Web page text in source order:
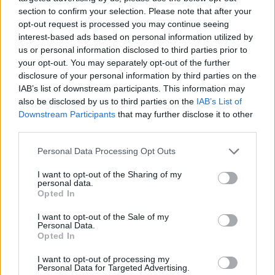
section to confirm your selection. Please note that after your
opt-out request is processed you may continue seeing
interest-based ads based on personal information utilized by
us or personal information disclosed to third parties prior to
your opt-out. You may separately opt-out of the further
disclosure of your personal information by third parties on the
IAB’s list of downstream participants. This information may
also be disclosed by us to third parties on the IAB’s List of
Downstream Participants that may further disclose it to other
Personal Data Processing Opt Outs
I want to opt-out of the Sharing of my
personal data.
Opted In
I want to opt-out of the Sale of my
Personal Data.
Opted In
I want to opt-out of processing my
Personal Data for Targeted Advertising.
ale przegapiła termin. Kolejny wolny za rok -
czy to nie za późno?
Dzień dobry Moja mama w wieku 67 lat miała 2
lata temu wszczepiony stymulator serca.
Przewidziana kontrola wypadała w tym roku, ale
przepadł jej termin. W rejestracji mówią, że
najbliższe wolne terminy są na przyszły rok.
Mam poczucie, że to jest już trochę późno. Czy
mamie nic się nie stanie jak odczeka jeszcze 1
Proszę popradzcie. Dziękuję i pozdrawiam
Forum: Operacje i zabiegi kardiologiczne
POWIĄZANE
Reklama: